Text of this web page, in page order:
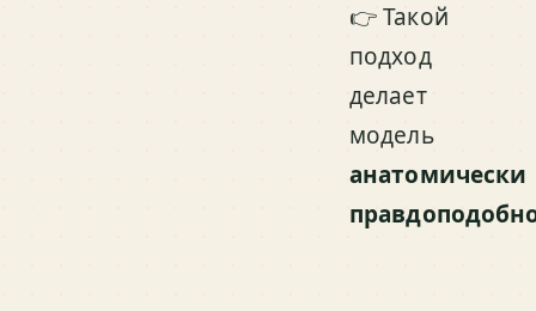
👉 Такой
подход
делает
модель
анатомически